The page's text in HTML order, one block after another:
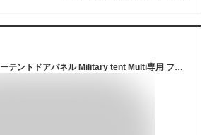
SOOMLOOM ミリタリーテントドアパネル Military tent Multi専用 フロントフラップ テント拡張パーツ 軍幕 テント パップテント シェルターテント ソロキャンプ テント 一人用 TC素材 ポリコットン 防風防雨 アーミーグリーン